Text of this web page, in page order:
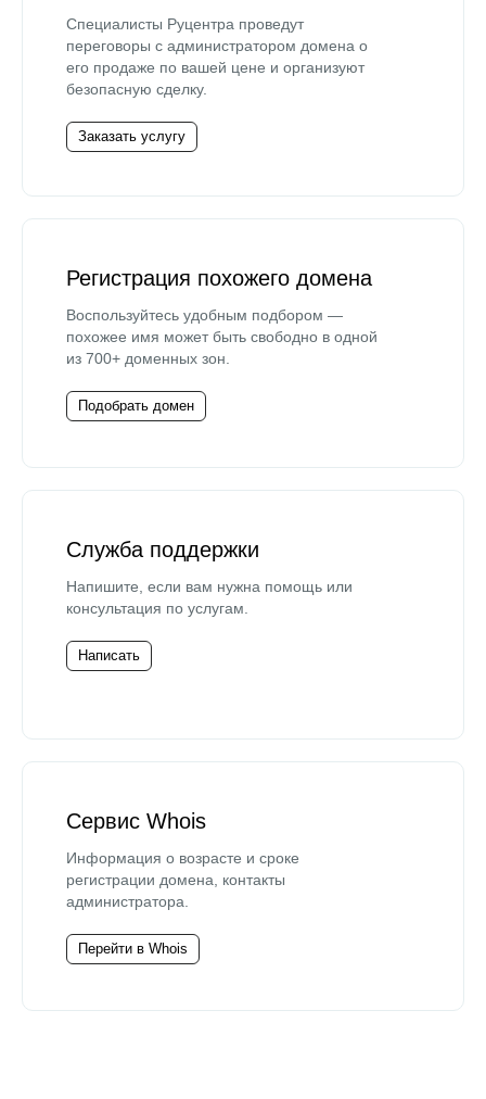
Специалисты Руцентра проведут
переговоры с администратором домена о
его продаже по вашей цене и организуют
безопасную сделку.
Заказать услугу
Регистрация похожего домена
Воспользуйтесь удобным подбором —
похожее имя может быть свободно в одной
из 700+ доменных зон.
Подобрать домен
Служба поддержки
Напишите, если вам нужна помощь или
консультация по услугам.
Написать
Сервис Whois
Информация о возрасте и сроке
регистрации домена, контакты
администратора.
Перейти в Whois